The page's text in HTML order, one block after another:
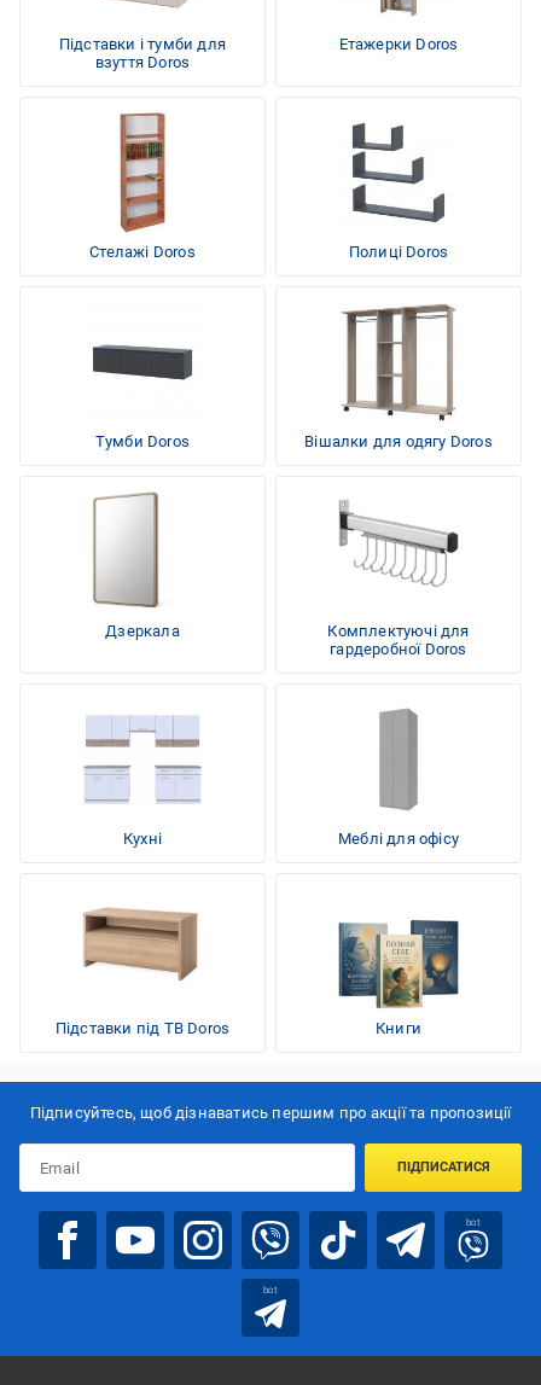
Підставки і тумби для
взуття Doros
Етажерки Doros
Стелажі Doros Полиці Doros
Тумби Doros Вішалки для одягу Doros
Дзеркала
Комплектуючі для
гардеробної Doros
Кухні Меблі для офісу
Підставки під ТВ Doros Книги
Підписуйтесь, щоб дізнаватись першим про акції та пропозиції
ПІДПИСАТИСЯ
bot
bot